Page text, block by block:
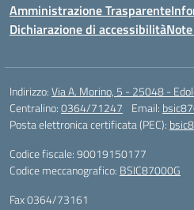
Amministrazione Trasparente
Dichiarazione di accessibilità
Indirizzo:Via A. Morino, 5 - 25048 -
Centralino:0364/71247 Email:
Posta elettronica certificata (PEC):
Codice fiscale: 90019150177
Codice meccanografico: BSIC87000G
Fax 0364/73161